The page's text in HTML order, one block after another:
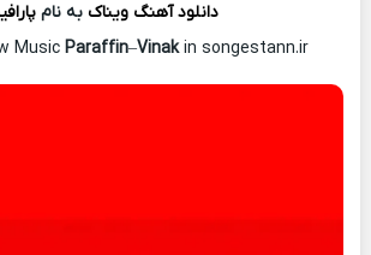
دانلود آهنگ ویناک به نام
Music Paraffin–Vinakin songestann.ir